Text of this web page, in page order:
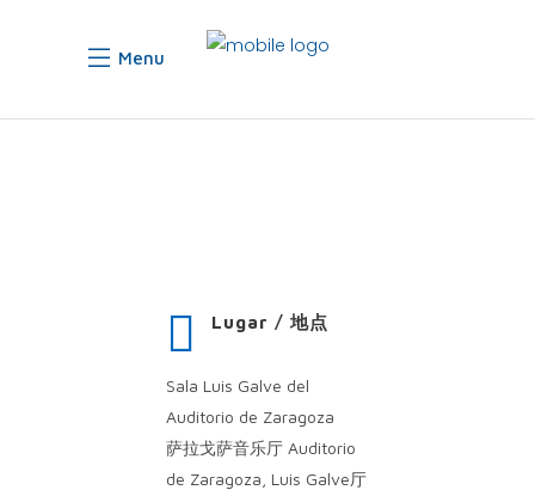
Menu
Lugar / 地点
Sala Luis Galve del
Auditorio de Zaragoza
萨拉戈萨音乐厅 Auditorio
de Zaragoza, Luis Galve厅